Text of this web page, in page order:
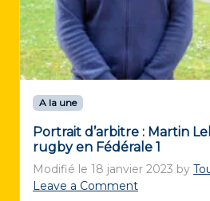
A la une
Portrait d’arbitre : Martin
rugby en Fédérale 1
Modifié le 18 janvier 2023 by
Leave a Comment